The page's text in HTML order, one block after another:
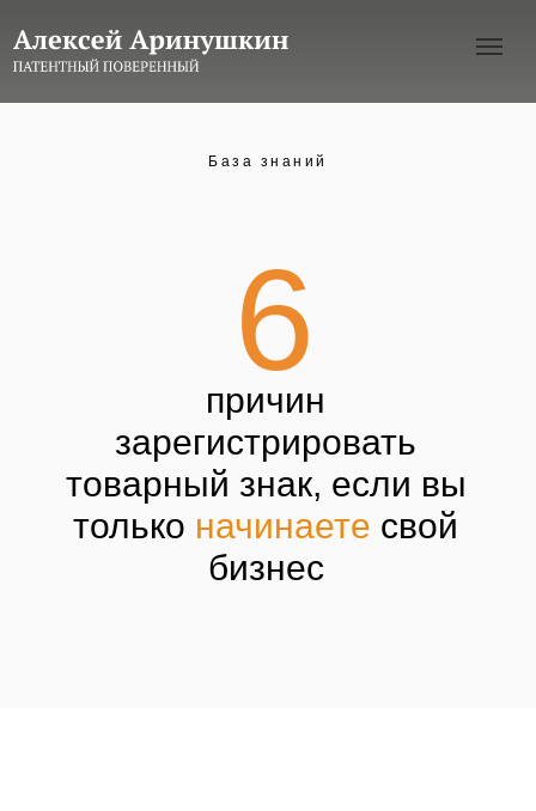
причин
зарегистрировать
товарный знак, если вы
только начинаете свой
бизнес
База знаний
6